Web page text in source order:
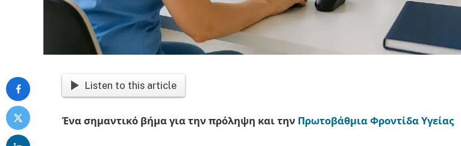
Listen to this article
Ένα σημαντικό βήμα για την πρόληψη και την Πρωτοβάθμια Φροντίδα Υγείας